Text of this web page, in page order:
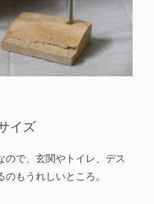
イズ
ので、玄関やトイレ、デス
もうれしいところ。